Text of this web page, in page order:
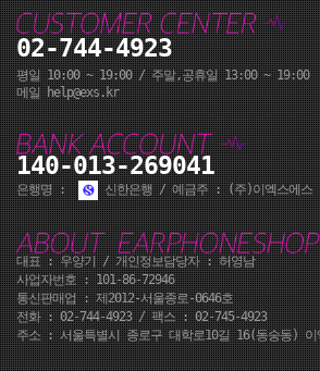
02-744-4923
평일 10:00 ~ 19:00 / 주말,공휴일 13:00 ~ 19:00
메일 help@exs.kr
140-013-269041
은행명 : 신한은행 / 예금주 : (주)이엑스에스
대표 : 우양기 / 개인정보담당자 : 허영남
사업자번호 : 101-86-72946
통신판매업 : 제2012-서울종로-0646호
전화 :02-744-4923/ 팩스 : 02-745-4923
주소 : 서울특별시 종로구 대학로10길 16(동숭동) 이